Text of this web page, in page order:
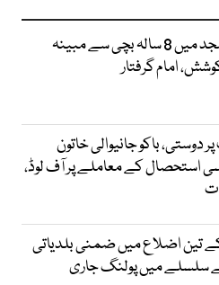
علی پور: مسجد میں 8 سالہ بچی سے مبینہ
امام گرفتار
دوستی، باکو جانیوالی خاتون
استحصال کے معاملے پر آف لوڈ،
تین اضلاع میں ضمنی بلدیاتی
سلسلے میں پولنگ جاری